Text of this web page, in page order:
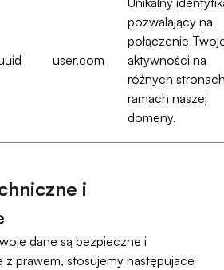
user.com
pozwalający na
połączenie
aktywności na
różnych
ramach naszej
domeny.
i
dane są bezpieczne i
prawem, stosujemy następujące